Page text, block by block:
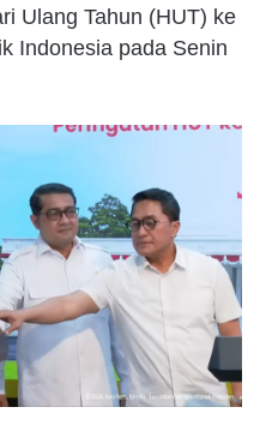
Ulang Tahun (HUT) ke
Indonesia pada Senin